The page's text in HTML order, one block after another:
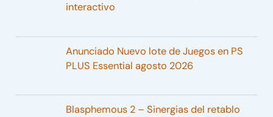
interactivo
Anunciado Nuevo lote de Juegos en PS
PLUS Essential agosto 2026
Blasphemous 2 – Sinergias del retablo